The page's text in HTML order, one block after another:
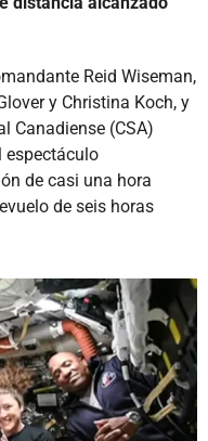
Reid Wiseman,
y Christina Koch, y
Canadiense (CSA)
espectáculo
de casi una hora
de seis horas